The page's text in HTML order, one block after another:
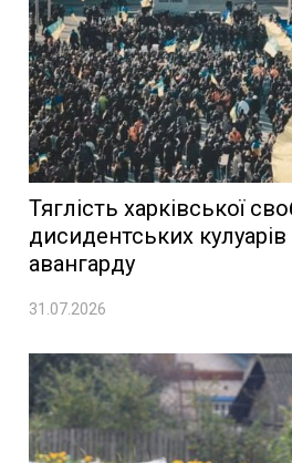
Тяглість харківської
дисидентських
авангарду
31.07.2026